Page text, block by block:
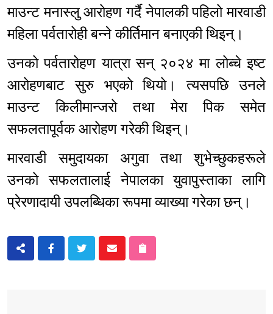
माउन्ट मनास्लु आरोहण गर्दै नेपालकी पहिलो मारवाडी
महिला पर्वतारोही बन्ने कीर्तिमान बनाएकी थिइन्।
उनको पर्वतारोहण यात्रा सन् २०२४ मा लोब्चे इष्ट
आरोहणबाट सुरु भएको थियो। त्यसपछि उनले
माउन्ट किलीमान्जरो तथा मेरा पिक समेत
सफलतापूर्वक आरोहण गरेकी थिइन्।
मारवाडी समुदायका अगुवा तथा शुभेच्छुकहरूले
उनको सफलतालाई नेपालका युवापुस्ताका लागि
प्रेरणादायी उपलब्धिका रूपमा व्याख्या गरेका छन्।